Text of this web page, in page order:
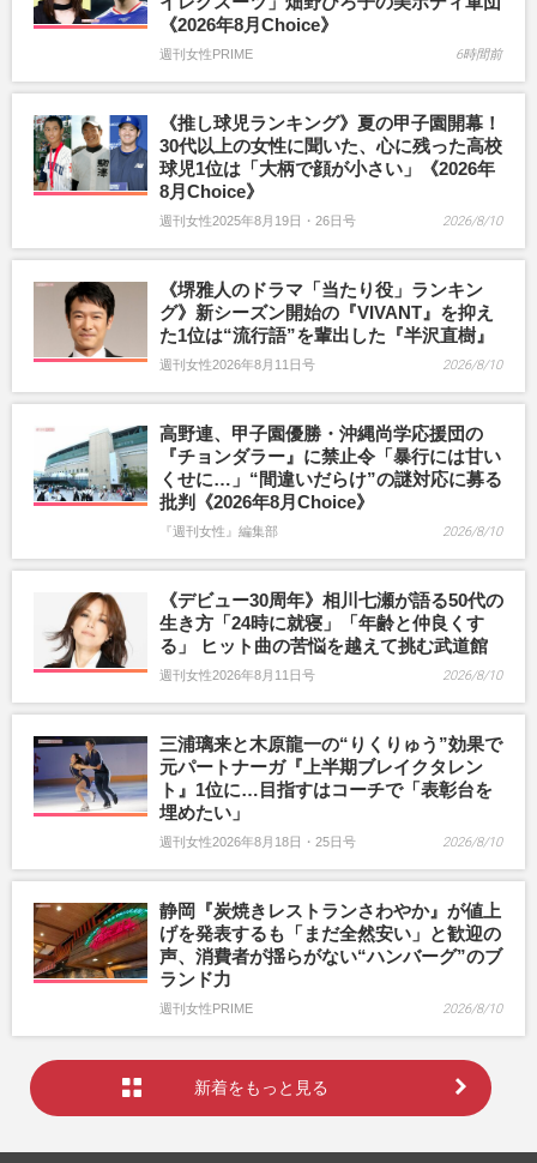
《2026年8月Choice》
週刊女性PRIME 6時間前
《推し球児ランキング》夏の甲子園開幕！
30代以上の女性に聞いた、心に残った高校
球児1位は「大柄で顔が小さい」《2026年
8月Choice》
週刊女性2025年8月19日・26日号 2026/8/10
《堺雅人のドラマ「当たり役」ランキン
グ》新シーズン開始の『VIVANT』を抑え
た1位は“流行語”を輩出した『半沢直樹』
週刊女性2026年8月11日号 2026/8/10
高野連、甲子園優勝・沖縄尚学応援団の
『チョンダラー』に禁止令「暴行には甘い
くせに…」“間違いだらけ”の謎対応に募る
批判《2026年8月Choice》
『週刊女性』編集部 2026/8/10
《デビュー30周年》相川七瀬が語る50代の
生き方「24時に就寝」「年齢と仲良くす
る」 ヒット曲の苦悩を越えて挑む武道館
週刊女性2026年8月11日号 2026/8/10
三浦璃来と木原龍一の“りくりゅう”効果で
元パートナーガ『上半期ブレイクタレン
ト』1位に…目指すはコーチで「表彰台を
埋めたい」
週刊女性2026年8月18日・25日号 2026/8/10
静岡『炭焼きレストランさわやか』が値上
げを発表するも「まだ全然安い」と歓迎の
声、消費者が揺らがない“ハンバーグ”のブ
ランド力
週刊女性PRIME 2026/8/10
新着をもっと見る